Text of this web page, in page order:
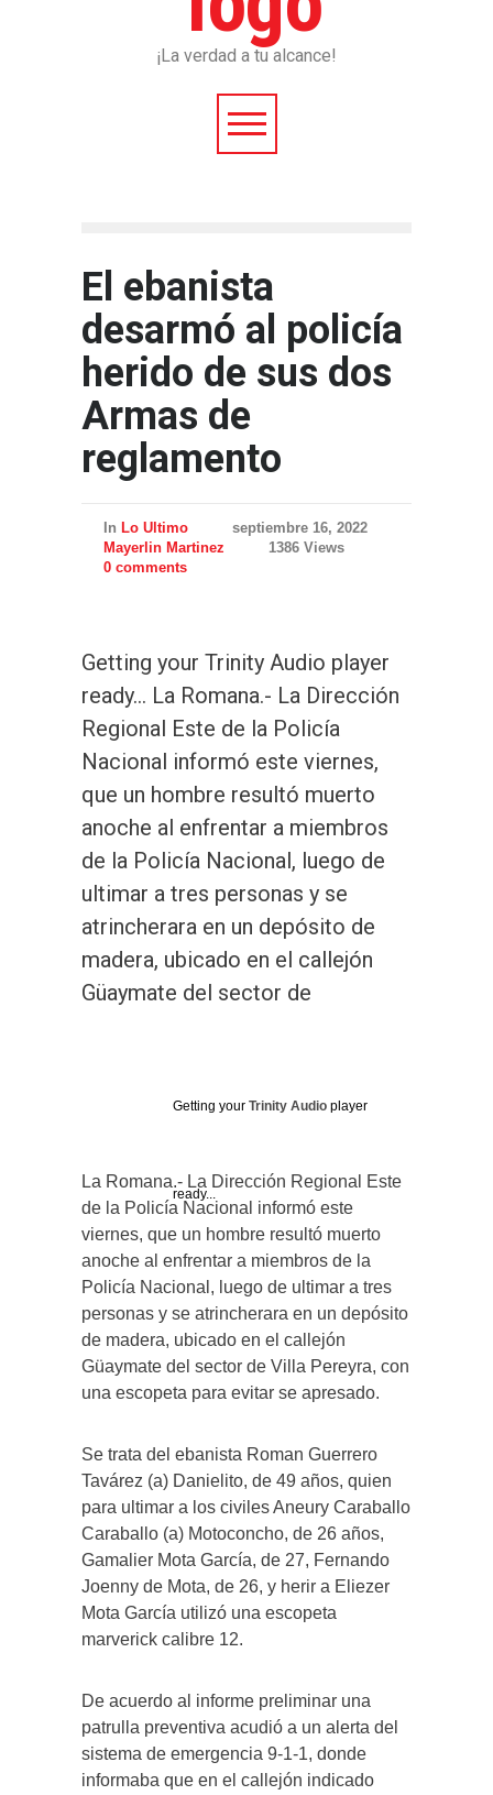
¡La verdad a tu alcance!
El ebanista
desarmó al policía
herido de sus dos
Armas de
reglamento
In Lo Ultimo
septiembre 16, 2022
Mayerlin Martinez
1386 Views
0 comments
Getting your Trinity Audio player
ready… La Romana.- La Dirección
Regional Este de la Policía
Nacional informó este viernes,
que un hombre resultó muerto
anoche al enfrentar a miembros
de la Policía Nacional, luego de
ultimar a tres personas y se
atrincherara en un depósito de
madera, ubicado en el callejón
Güaymate del sector de
Getting your Trinity Audio player
ready...
La Romana.- La Dirección Regional Este
de la Policía Nacional informó este
viernes, que un hombre resultó muerto
anoche al enfrentar a miembros de la
Policía Nacional, luego de ultimar a tres
personas y se atrincherara en un depósito
de madera, ubicado en el callejón
Güaymate del sector de Villa Pereyra, con
una escopeta para evitar se apresado.
Se trata del ebanista Roman Guerrero
Tavárez (a) Danielito, de 49 años, quien
para ultimar a los civiles Aneury Caraballo
Caraballo (a) Motoconcho, de 26 años,
Gamalier Mota García, de 27, Fernando
Joenny de Mota, de 26, y herir a Eliezer
Mota García utilizó una escopeta
marverick calibre 12.
De acuerdo al informe preliminar una
patrulla preventiva acudió a un alerta del
sistema de emergencia 9-1-1, donde
informaba que en el callejón indicado